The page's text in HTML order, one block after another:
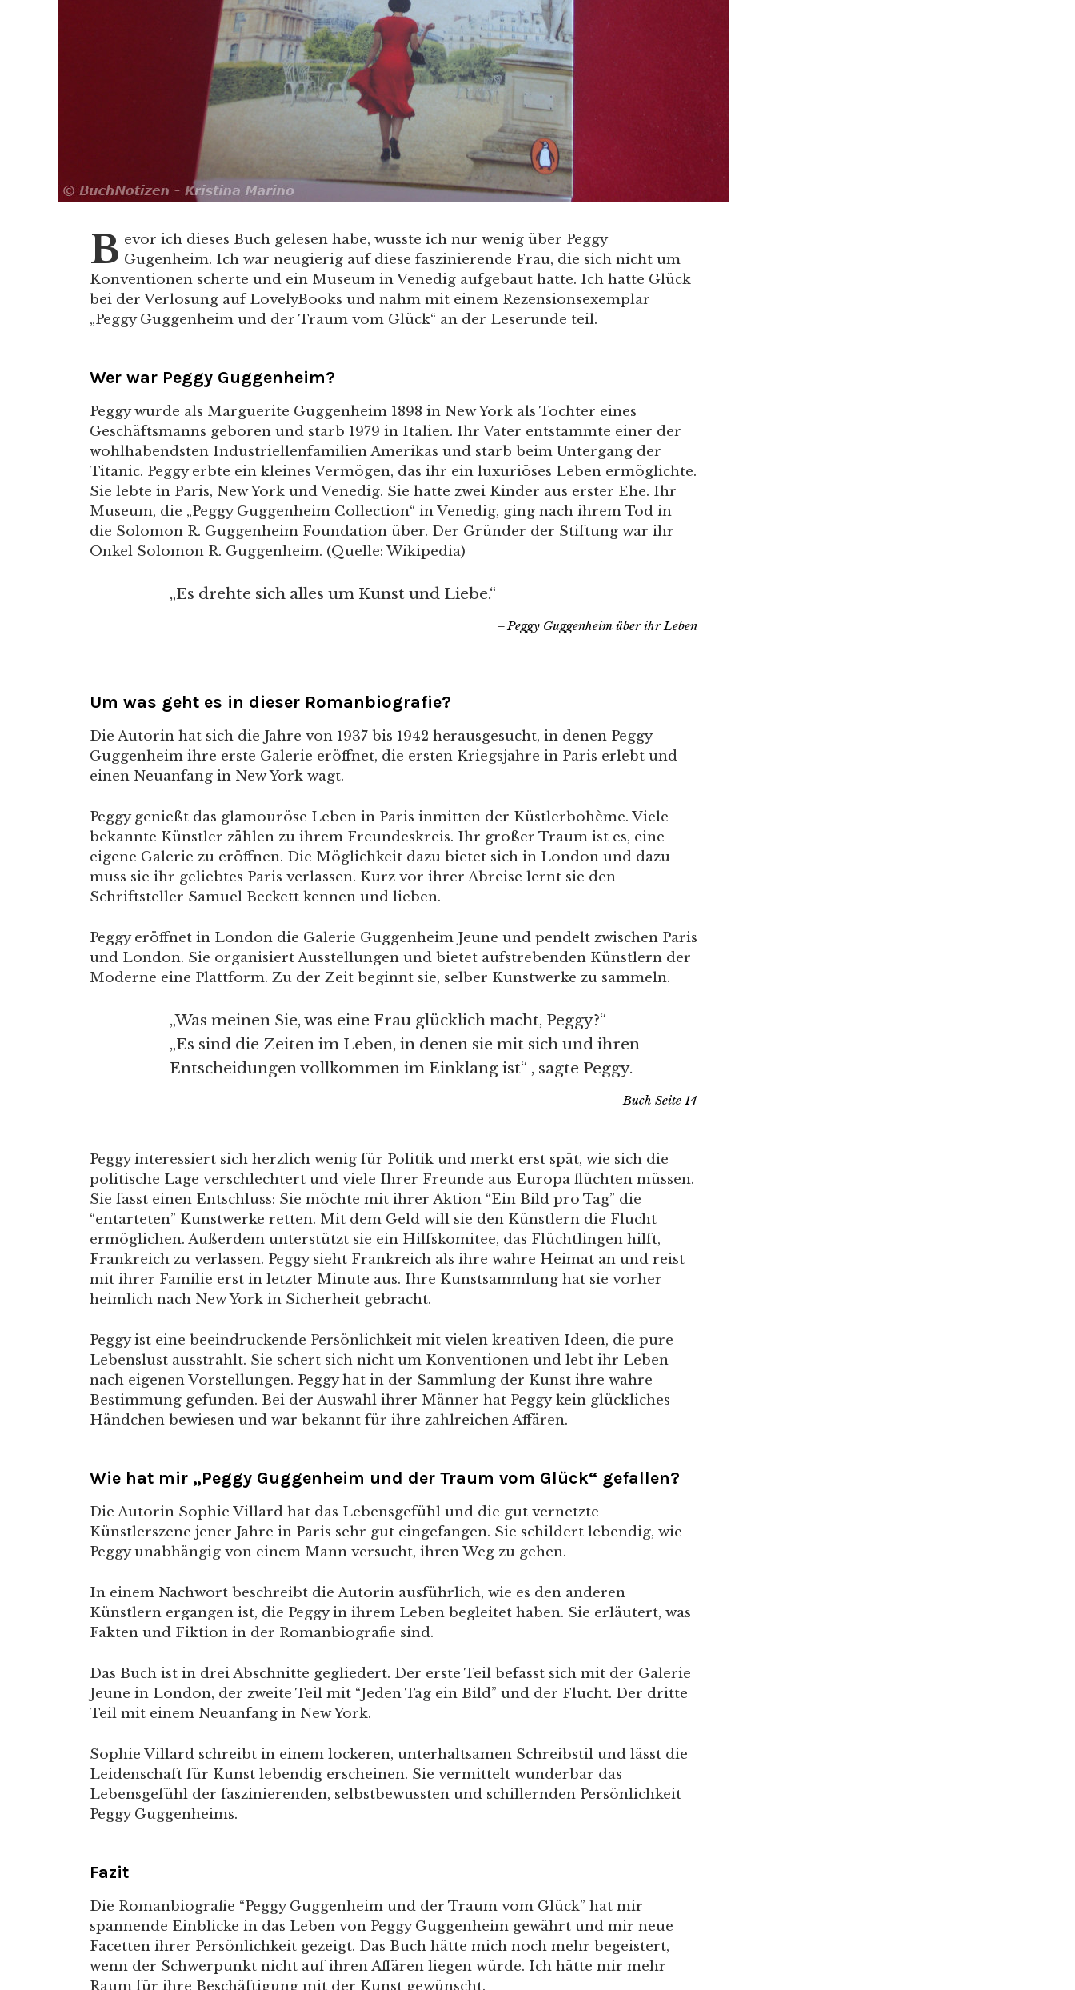
B evor ich dieses Buch gelesen habe, wusste ich nur wenig über Peggy
Gugenheim. Ich war neugierig auf diese faszinierende Frau, die sich nicht um
Konventionen scherte und ein Museum in Venedig aufgebaut hatte. Ich hatte Glück
bei der Verlosung auf LovelyBooks und nahm mit einem Rezensionsexemplar
„Peggy Guggenheim und der Traum vom Glück“ an der Leserunde teil.
Wer war Peggy Guggenheim?
Peggy wurde als Marguerite Guggenheim 1898 in New York als Tochter eines
Geschäftsmanns geboren und starb 1979 in Italien. Ihr Vater entstammte einer der
wohlhabendsten Industriellenfamilien Amerikas und starb beim Untergang der
Titanic. Peggy erbte ein kleines Vermögen, das ihr ein luxuriöses Leben ermöglichte.
Sie lebte in Paris, New York und Venedig. Sie hatte zwei Kinder aus erster Ehe. Ihr
Museum, die „Peggy Guggenheim Collection“ in Venedig, ging nach ihrem Tod in
die Solomon R. Guggenheim Foundation über. Der Gründer der Stiftung war ihr
Onkel Solomon R. Guggenheim. (Quelle: Wikipedia)
„Es drehte sich alles um Kunst und Liebe.“
Peggy Guggenheim über ihr Leben
Um was geht es in dieser Romanbiografie?
Die Autorin hat sich die Jahre von 1937 bis 1942 herausgesucht, in denen Peggy
Guggenheim ihre erste Galerie eröffnet, die ersten Kriegsjahre in Paris erlebt und
einen Neuanfang in New York wagt.
Peggy genießt das glamouröse Leben in Paris inmitten der Küstlerbohème. Viele
bekannte Künstler zählen zu ihrem Freundeskreis. Ihr großer Traum ist es, eine
eigene Galerie zu eröffnen. Die Möglichkeit dazu bietet sich in London und dazu
muss sie ihr geliebtes Paris verlassen. Kurz vor ihrer Abreise lernt sie den
Schriftsteller Samuel Beckett kennen und lieben.
Peggy eröffnet in London die Galerie Guggenheim Jeune und pendelt zwischen Paris
und London. Sie organisiert Ausstellungen und bietet aufstrebenden Künstlern der
Moderne eine Plattform. Zu der Zeit beginnt sie, selber Kunstwerke zu sammeln.
„Was meinen Sie, was eine Frau glücklich macht, Peggy?“
„Es sind die Zeiten im Leben, in denen sie mit sich und ihren
Entscheidungen vollkommen im Einklang ist“ , sagte Peggy.
Buch Seite 14
Peggy interessiert sich herzlich wenig für Politik und merkt erst spät, wie sich die
politische Lage verschlechtert und viele Ihrer Freunde aus Europa flüchten müssen.
Sie fasst einen Entschluss: Sie möchte mit ihrer Aktion “Ein Bild pro Tag” die
“entarteten” Kunstwerke retten. Mit dem Geld will sie den Künstlern die Flucht
ermöglichen. Außerdem unterstützt sie ein Hilfskomitee, das Flüchtlingen hilft,
Frankreich zu verlassen. Peggy sieht Frankreich als ihre wahre Heimat an und reist
mit ihrer Familie erst in letzter Minute aus. Ihre Kunstsammlung hat sie vorher
heimlich nach New York in Sicherheit gebracht.
Peggy ist eine beeindruckende Persönlichkeit mit vielen kreativen Ideen, die pure
Lebenslust ausstrahlt. Sie schert sich nicht um Konventionen und lebt ihr Leben
nach eigenen Vorstellungen. Peggy hat in der Sammlung der Kunst ihre wahre
Bestimmung gefunden. Bei der Auswahl ihrer Männer hat Peggy kein glückliches
Händchen bewiesen und war bekannt für ihre zahlreichen Affären.
Wie hat mir „Peggy Guggenheim und der Traum vom Glück“ gefallen?
Die Autorin Sophie Villard hat das Lebensgefühl und die gut vernetzte
Künstlerszene jener Jahre in Paris sehr gut eingefangen. Sie schildert lebendig, wie
Peggy unabhängig von einem Mann versucht, ihren Weg zu gehen.
In einem Nachwort beschreibt die Autorin ausführlich, wie es den anderen
Künstlern ergangen ist, die Peggy in ihrem Leben begleitet haben. Sie erläutert, was
Fakten und Fiktion in der Romanbiografie sind.
Das Buch ist in drei Abschnitte gegliedert. Der erste Teil befasst sich mit der Galerie
Jeune in London, der zweite Teil mit “Jeden Tag ein Bild” und der Flucht. Der dritte
Teil mit einem Neuanfang in New York.
Sophie Villard schreibt in einem lockeren, unterhaltsamen Schreibstil und lässt die
Leidenschaft für Kunst lebendig erscheinen. Sie vermittelt wunderbar das
Lebensgefühl der faszinierenden, selbstbewussten und schillernden Persönlichkeit
Peggy Guggenheims.
Fazit
Die Romanbiografie “Peggy Guggenheim und der Traum vom Glück” hat mir
spannende Einblicke in das Leben von Peggy Guggenheim gewährt und mir neue
Facetten ihrer Persönlichkeit gezeigt. Das Buch hätte mich noch mehr begeistert,
wenn der Schwerpunkt nicht auf ihren Affären liegen würde. Ich hätte mir mehr
Raum für ihre Beschäftigung mit der Kunst gewünscht.